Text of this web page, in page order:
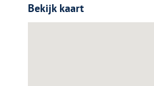
Bekijk kaart